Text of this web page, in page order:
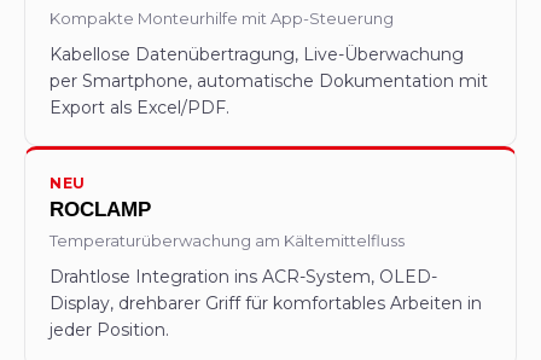
Kompakte Monteurhilfe mit App-Steuerung
Kabellose Datenübertragung, Live-Überwachung
per Smartphone, automatische Dokumentation mit
Export als Excel/PDF.
NEU
ROCLAMP
Temperaturüberwachung am Kältemittelfluss
Drahtlose Integration ins ACR-System, OLED-
Display, drehbarer Griff für komfortables Arbeiten in
jeder Position.